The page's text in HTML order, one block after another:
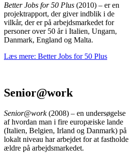
Better Jobs for 50 Plus (2010) – er en
projektrapport, der giver indblik i de
vilkår, der er på arbejdsmarkedet for
personer over 50 år i Italien, Ungarn,
Danmark, England og Malta.
Læs mere: Better Jobs for 50 Plus
Senior@work
Senior@work(2008) – en undersøgelse
af hvordan man i fire europæiske lande
(Italien, Belgien, Irland og Danmark) på
lokalt niveau har arbejdet for at fastholde
ældre på arbejdsmarkedet.